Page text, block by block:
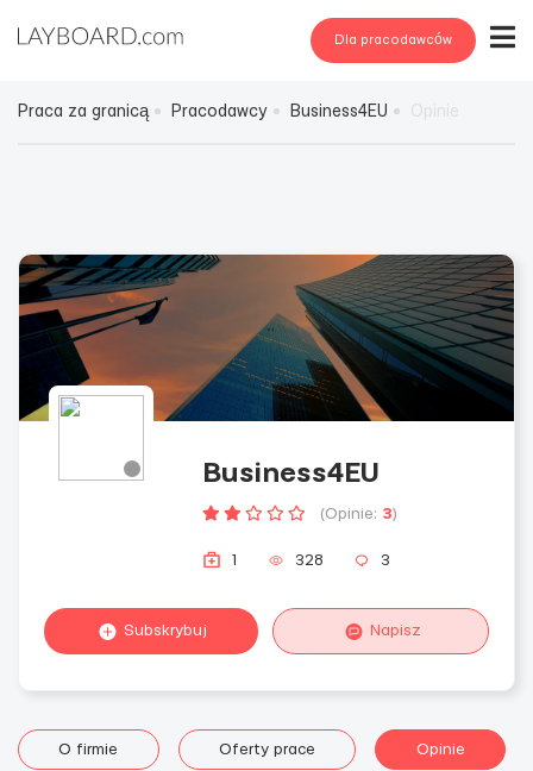
Dla pracodawców
Praca za granicą Pracodawcy Business4EU
Business4EU
(Opinie: 3)
1 328 3
Subskrybuj Napisz
O firmie Oferty prace Opinie